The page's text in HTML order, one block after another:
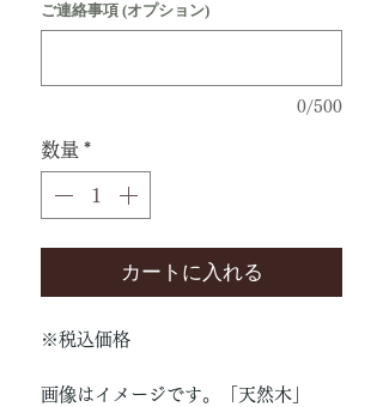
ご連絡事項 (オプション)
0/500
数量 *
カートに入れる
※税込価格
画像はイメージです。「天然木」